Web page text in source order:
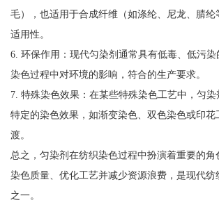
毛），也适用于合成纤维（如涤纶、尼龙、腈纶
适用性。
6. 环保作用：现代匀染剂通常具有低毒、低污
染色过程中对环境的影响，符合的生产要求。
7. 特殊染色效果：在某些特殊染色工艺中，匀
特定的染色效果，如渐变染色、双色染色或印花
渡。
总之，匀染剂在纺织染色过程中扮演着重要的角
染色质量、优化工艺并减少资源浪费，是现代纺
之一。